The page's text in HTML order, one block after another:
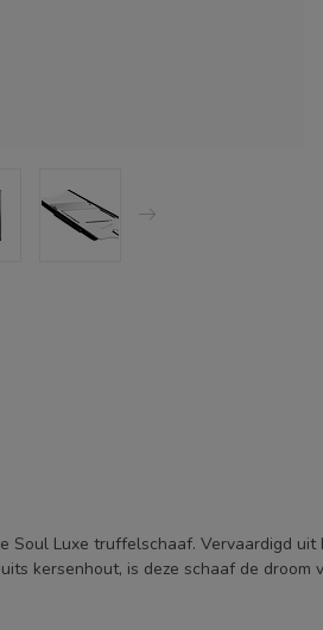
Soul Luxe truffelschaaf. Vervaardigd uit
kersenhout, is deze schaaf de droom